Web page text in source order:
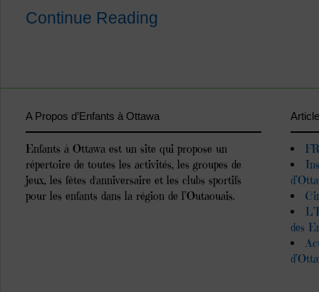
Continue Reading
A Propos d’Enfants à Ottawa
Enfants à Ottawa est un site qui propose un
répertoire de toutes les activités, les groupes de
jeux, les fêtes d'anniversaire et les clubs sportifs
pour les enfants dans la région de l’Outaouais.
des